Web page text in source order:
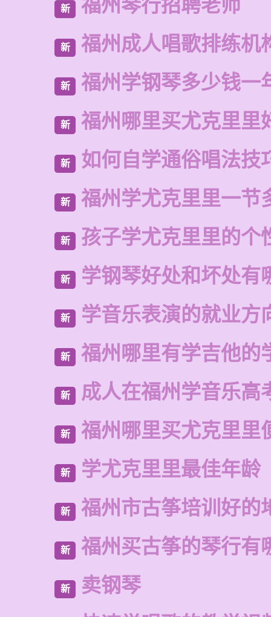
新 福州琴行招聘老师
新 福州成人唱歌排练机
新 福州学钢琴多少钱一
新 福州哪里买尤克里里
新 如何自学通俗唱法技
新 福州学尤克里里一节
新 孩子学尤克里里的个
新 学钢琴好处和坏处有
新 学音乐表演的就业方
新 福州哪里有学吉他的
新 成人在福州学音乐高
新 福州哪里买尤克里里
新 学尤克里里最佳年龄
新 福州市古筝培训好的
新 福州买古筝的琴行有
新
卖钢琴